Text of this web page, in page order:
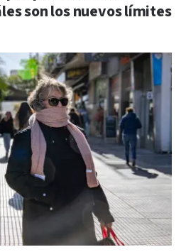
son los nuevos límites